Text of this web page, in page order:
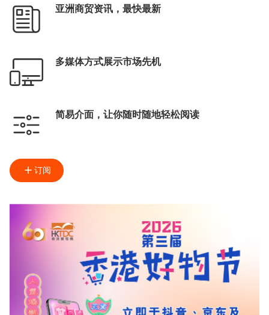
亚洲商贸资讯，最快最新
多媒体方式展示市场先机
简易介面，让你随时随地轻松阅读
订阅